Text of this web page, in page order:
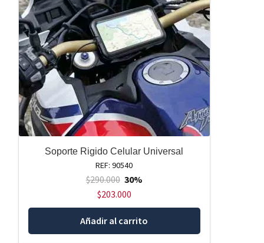
Soporte Rigido Celular Universal
REF: 90540
$290.000 30%
$203.000
Añadir al carrito